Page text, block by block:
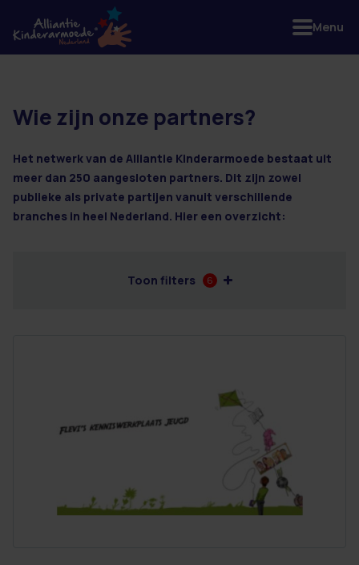
8 resultaten
Wie zijn onze partners?
Het netwerk van de Alliantie Kinderarmoede bestaat uit
meer dan 250 aangesloten partners. Dit zijn zowel
publieke als private partijen vanuit verschillende
branches in heel Nederland. Hier een overzicht:
Toon filters 6
Menu